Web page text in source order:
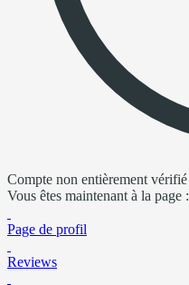
Compte non entièrement vérifié
Vous êtes maintenant à la page :
Page de profil
Reviews